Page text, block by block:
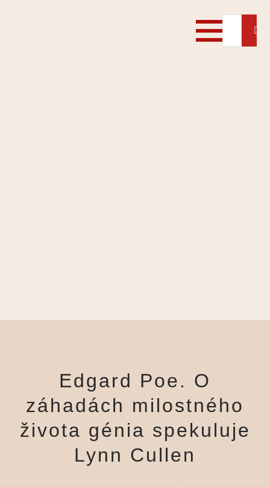
Edgard Poe. O
záhadách milostného
života génia spekuluje
Lynn Cullen